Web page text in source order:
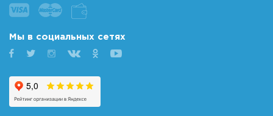
Мы в социальных сетях